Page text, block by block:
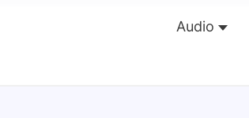
Audio